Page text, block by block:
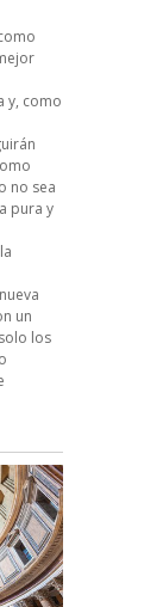
y, como
no sea
pura y
un
los